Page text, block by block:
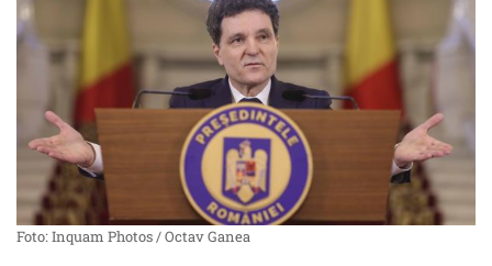
Foto: Inquam Photos / Octav Ganea